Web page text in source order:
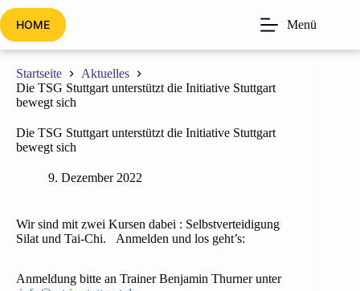
Zum
Inhalt
springen
HOME Menü
Startseite
Aktuelles
Die TSG Stuttgart unterstützt die Initiative Stuttgart
bewegt sich
Die TSG Stuttgart unterstützt die Initiative Stuttgart
bewegt sich
9. Dezember 2022
Wir sind mit zwei Kursen dabei : Selbstverteidigung
Silat und Tai-Chi. Anmelden und los geht’s:
Anmeldung bitte an Trainer Benjamin Thurner unter